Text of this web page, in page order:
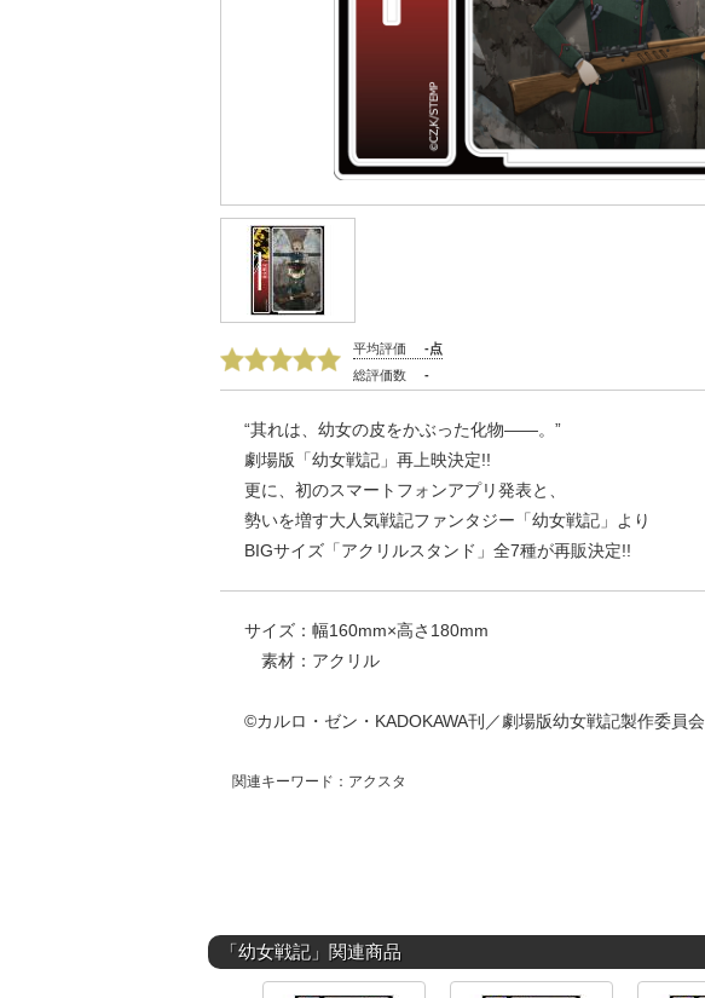
平均評価
-点
総評価数
-
“其れは、幼女の皮をかぶった化物――。”
劇場版「幼女戦記」再上映決定!!
更に、初のスマートフォンアプリ発表と、
勢いを増す大人気戦記ファンタジー「幼女戦記」より
BIGサイズ「アクリルスタンド」全7種が再販決定!!
サイズ：幅160mm×高さ180mm
素材：アクリル
©カルロ・ゼン・KADOKAWA刊／劇場版幼女戦記製作委員会
関連キーワード：アクスタ
「幼女戦記」関連商品